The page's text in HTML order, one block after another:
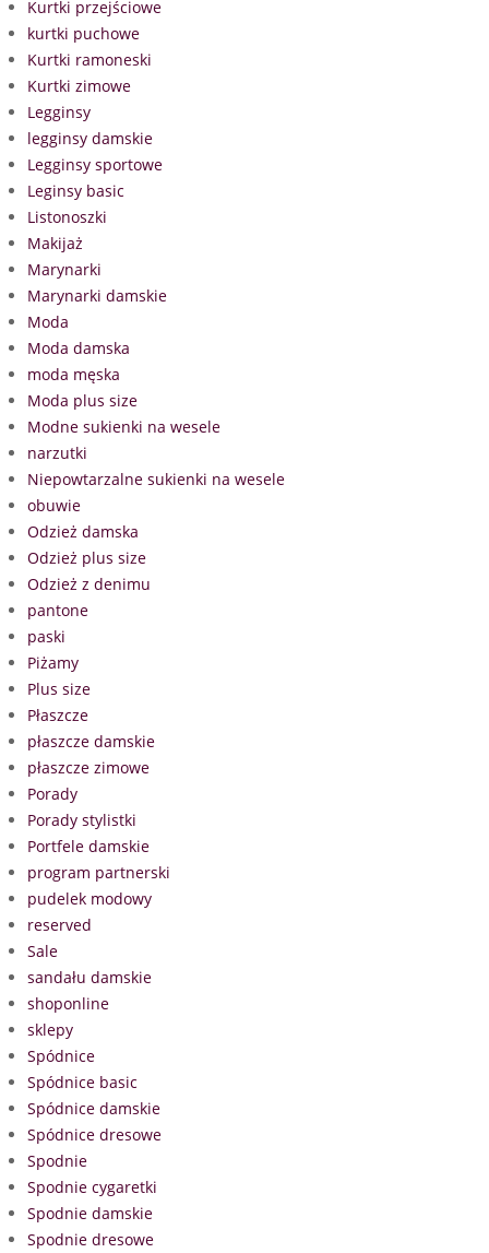
Kurtki przejściowe
kurtki puchowe
Kurtki ramoneski
Kurtki zimowe
Legginsy
legginsy damskie
Legginsy sportowe
Leginsy basic
Listonoszki
Makijaż
Marynarki
Marynarki damskie
Moda
Moda damska
moda męska
Moda plus size
Modne sukienki na wesele
narzutki
Niepowtarzalne sukienki na wesele
obuwie
Odzież damska
Odzież plus size
Odzież z denimu
pantone
paski
Piżamy
Plus size
Płaszcze
płaszcze damskie
płaszcze zimowe
Porady
Porady stylistki
Portfele damskie
program partnerski
pudelek modowy
reserved
Sale
sandału damskie
shoponline
sklepy
Spódnice
Spódnice basic
Spódnice damskie
Spódnice dresowe
Spodnie
Spodnie cygaretki
Spodnie damskie
Spodnie dresowe